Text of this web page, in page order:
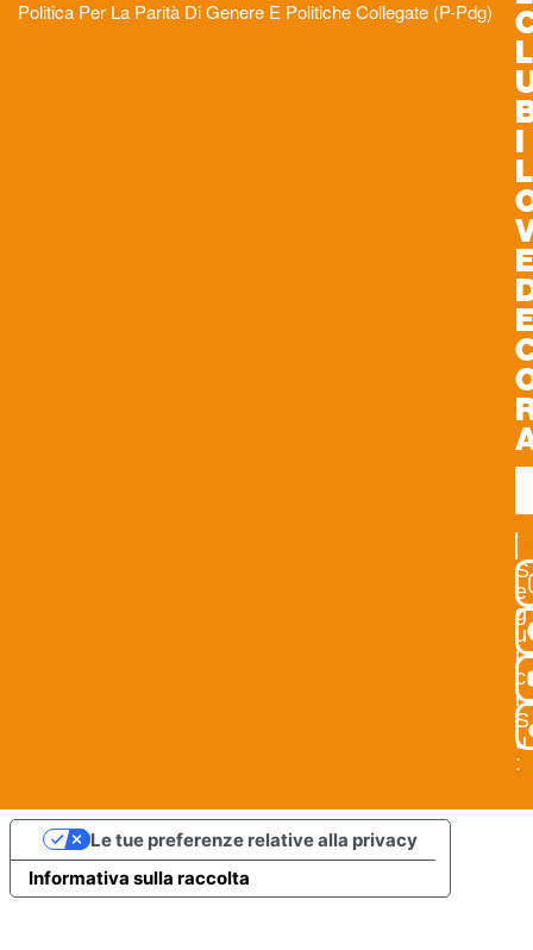
Politica Per La Parità Di Genere E Politiche Collegate (P-Pdg)
L
I
L
S
e
g
u
i
c
i
S
u
:
Informativa sulla raccolta
Le tue preferenze relative alla privacy